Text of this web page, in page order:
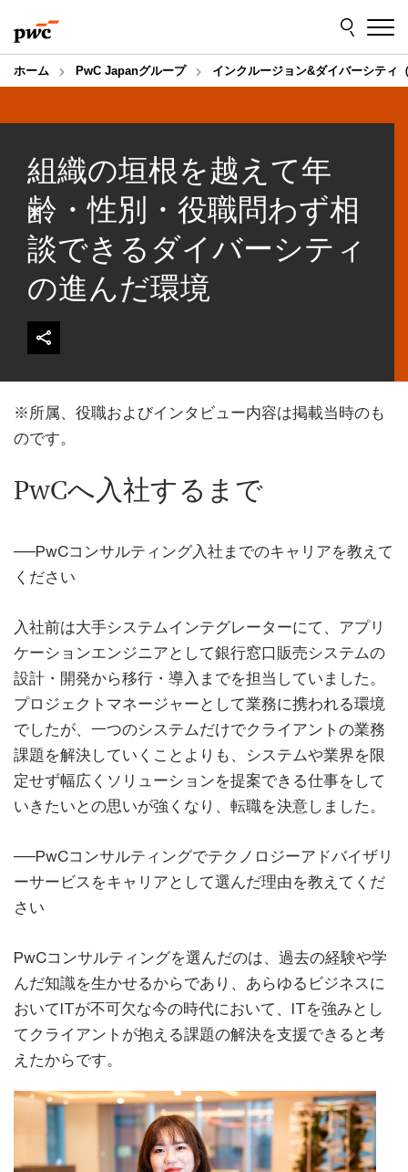
to
content
to
footer
ホーム PwC Japanグループ インクルージョン&ダイバーシティ
組織の垣根を越えて年
齢・性別・役職問わず相
談できるダイバーシティ
の進んだ環境
※所属、役職およびインタビュー内容は掲載当時のも
のです。
PwCへ入社するまで
──PwCコンサルティング入社までのキャリアを教えて
ください
入社前は大手システムインテグレーターにて、アプリ
ケーションエンジニアとして銀行窓口販売システムの
設計・開発から移行・導入までを担当していました。
プロジェクトマネージャーとして業務に携われる環境
でしたが、一つのシステムだけでクライアントの業務
課題を解決していくことよりも、システムや業界を限
定せず幅広くソリューションを提案できる仕事をして
いきたいとの思いが強くなり、転職を決意しました。
──PwCコンサルティングでテクノロジーアドバイザリ
ーサービスをキャリアとして選んだ理由を教えてくだ
さい
PwCコンサルティングを選んだのは、過去の経験や学
んだ知識を生かせるからであり、あらゆるビジネスに
おいてITが不可欠な今の時代において、ITを強みとし
てクライアントが抱える課題の解決を支援できると考
えたからです。